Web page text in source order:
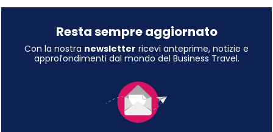
Resta sempre aggiornato
Con la nostra newsletter ricevi anteprime, notizie e
approfondimenti dal mondo del Business Travel.